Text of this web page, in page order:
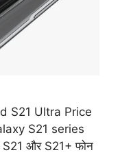
S21 Ultra Price
S21 series
और S21+ फोन